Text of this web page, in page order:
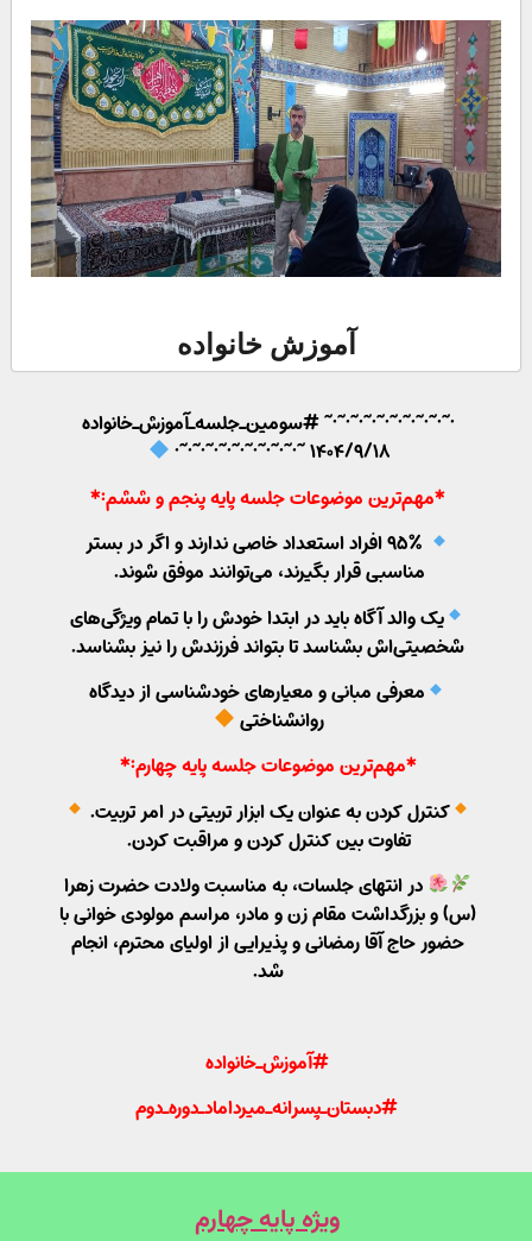
آموزش خانواده
•~•~•~•~•~•~•~•~•~•~ #سومین_جلسه_آموزش_خانواده
۱۴۰۴/۹/۱۸ ~•~•~•~•~•~•~•~•~•~•
️
*مهم‌ترین موضوعات جلسه پایه پنجم و ششم:*
️ ۹۵٪ افراد استعداد خاصی ندارند و اگر در بستر
مناسبی قرار بگیرند، می‌توانند موفق شوند.
️یک والد آگاه باید در ابتدا خودش را با تمام ویژگی‌های
شخصیتی‌اش بشناسد تا بتواند فرزندش را نیز بشناسد.
️معرفی مبانی و معیارهای خودشناسی از دیدگاه
روانشناختی
️
*مهم‌ترین موضوعات جلسه پایه چهارم:*
️کنترل کردن به عنوان یک ابزار تربیتی در امر تربیت.
️
تفاوت بین کنترل کردن و مراقبت کردن.
در انتهای جلسات، به مناسبت ولادت حضرت زهرا
(س) و بزرگداشت مقام زن و مادر، مراسم مولودی خوانی با
حضور حاج آقا رمضانی و پذیرایی از اولیای محترم، انجام
شد.
#آموزش_خانواده
#دبستان_پسرانه_میرداماد_دوره_دوم
ویژه پایه چهارم